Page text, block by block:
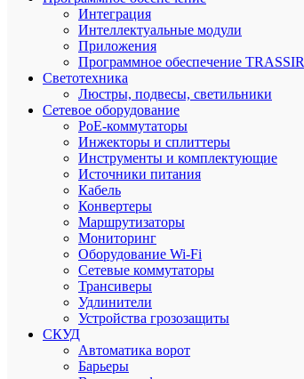
Интеграция
Интеллектуальные модули
Приложения
Программное обеспечение TRASSIR
Светотехника
Люстры, подвесы, светильники
Сетевое оборудование
PoE-коммутаторы
Инжекторы и сплиттеры
Инструменты и комплектующие
Источники питания
Кабель
Конвертеры
Маршрутизаторы
Мониторинг
Оборудование Wi-Fi
Сетевые коммутаторы
Трансиверы
Удлинители
Устройства грозозащиты
СКУД
Автоматика ворот
Барьеры